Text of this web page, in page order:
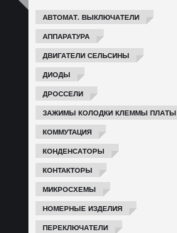
АВТОМАТ. ВЫКЛЮЧАТЕЛИ
АППАРАТУРА
ДВИГАТЕЛИ СЕЛЬСИНЫ
ДИОДЫ
ДРОССЕЛИ
ЗАЖИМЫ КОЛОДКИ КЛЕММЫ ПЛАТЫ
КОММУТАЦИЯ
КОНДЕНСАТОРЫ
КОНТАКТОРЫ
МИКРОСХЕМЫ
НОМЕРНЫЕ ИЗДЕЛИЯ
ПЕРЕКЛЮЧАТЕЛИ